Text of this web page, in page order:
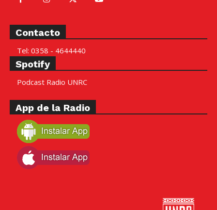
Contacto
Tel: 0358 - 4644440
Spotify
Podcast Radio UNRC
App de la Radio